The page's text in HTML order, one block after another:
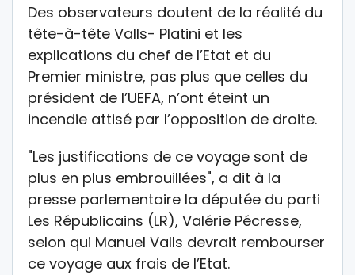
Des observateurs doutent de la réalité du
tête-à-tête Valls- Platini et les
explications du chef de l’Etat et du
Premier ministre, pas plus que celles du
président de l’UEFA, n’ont éteint un
incendie attisé par l’opposition de droite.
"Les justifications de ce voyage sont de
plus en plus embrouillées", a dit à la
presse parlementaire la députée du parti
Les Républicains (LR), Valérie Pécresse,
selon qui Manuel Valls devrait rembourser
ce voyage aux frais de l’Etat.